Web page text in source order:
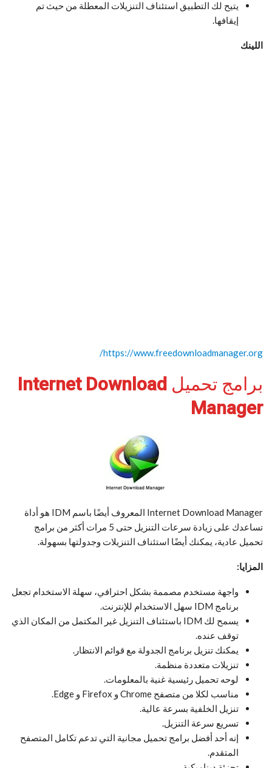
يتيح لك التطبيق استئناف التنزيلات المعطلة من حيث تم
إيقافها.
اللينك
https://www.freedownloadmanager.org/
برامج تحميل Internet Download
Manager
Internet Download Manager المعروف أيضًا باسم IDM هو أداة
تساعدك على زيادة سرعات التنزيل حتى 5 مرات أكثر من برامج
تحميل عادية، يمكنك أيضًا استئناف التنزيلات وجدولتها بسهولة.
المزايا:
واجهة مستخدم مصممة بشكل احترافي، سهلة الاستخدام تجعل
برنامج IDM سهل الاستخدام للإنترنت.
يسمح لك IDM باستئناف التنزيل غير المكتمل من المكان الذي
توقف عنده.
يمكنك تنزيل برنامج الجدولة مع قوائم الانتظار.
تنزيلات متعددة منظمة.
لوحه تحميل رئيسية غنية بالمعلومات.
مناسب لكلا من متصفح Chrome و Firefox و Edge.
تنزيل الخلفية بسرعة عالية.
تسريع سرعة التنزيل.
إنه أحد أفضل برامج تحميل مجانية التي تدعم تكامل المتصفح
المتقدم.